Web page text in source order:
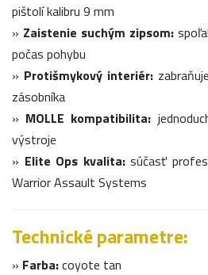
pištolí kalibru 9 mm
» Zaistenie suchým zipsom:
počas pohybu
» Protišmykový interiér:
zásobníka
» MOLLE kompatibilita:
výstroje
» Elite Ops kvalita:súčasť
Warrior Assault Systems
Technické parametre:
» Farba:coyote tan